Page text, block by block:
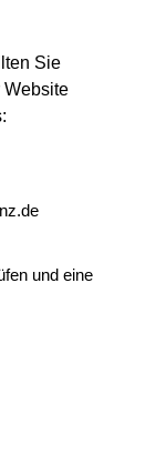
Sie
Website
und eine